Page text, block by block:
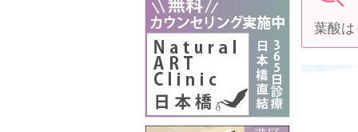
葉酸